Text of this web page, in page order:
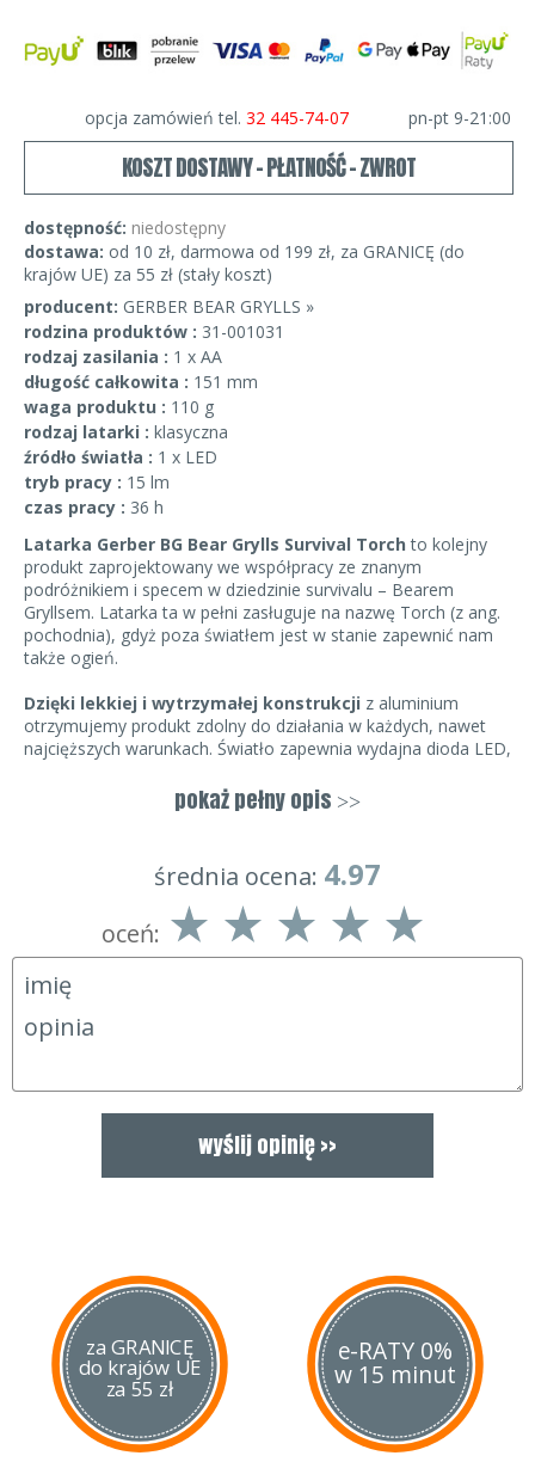
opcja zamówień tel. 32 445-74-07 pn-pt 9-21:00
KOSZT DOSTAWY - PŁATNOŚĆ - ZWROT
dostępność: niedostępny
dostawa: od 10 zł, darmowa od 199 zł, za GRANICĘ (do
krajów UE) za 55 zł (stały koszt)
producent: GERBER BEAR GRYLLS »
rodzina produktów : 31-001031
rodzaj zasilania : 1 x AA
długość całkowita : 151 mm
waga produktu : 110 g
rodzaj latarki : klasyczna
źródło światła : 1 x LED
tryb pracy : 15 lm
czas pracy : 36 h
Latarka Gerber BG Bear Grylls Survival Torch to kolejny
produkt zaprojektowany we współpracy ze znanym
podróżnikiem i specem w dziedzinie survivalu – Bearem
Gryllsem. Latarka ta w pełni zasługuje na nazwę Torch (z ang.
pochodnia), gdyż poza światłem jest w stanie zapewnić nam
także ogień.
Dzięki lekkiej i wytrzymałej konstrukcji z aluminium
otrzymujemy produkt zdolny do działania w każdych, nawet
najcięższych warunkach. Światło zapewnia wydajna dioda LED,
móc świecić do 36 godzin. Gumowana rękojeść
przypadkowemu wyślizgiwaniu się latarki z dłoni, a otwór
przytroczyć ją do oporządzenia.
W samej latarce znajdziemy także specjalny, wodoodporny
, w którym mieści się podpałka wraz z zapałkami
sztormowymi. Połączenie tych dwóch rzeczy daje nam
możliwość rozpalenia ognia w każdych warunkach.
Wytrzymałość, mała waga i funkcjonalność to z pewnością
cechy, które sprawią, że latarka będzie stanowić idealne
pokaż pełny opis >>
średnia ocena: 4.97
oceń:
za GRANICĘ
do krajów UE
za 55 zł
e-RATY 0%
w 15 minut